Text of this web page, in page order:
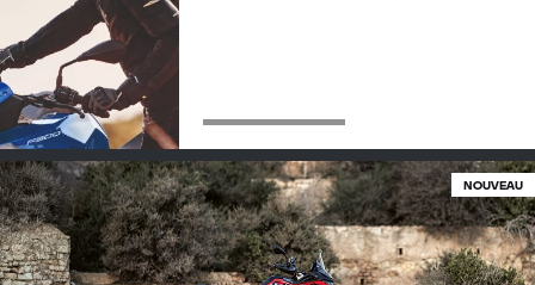
NOUVEAU